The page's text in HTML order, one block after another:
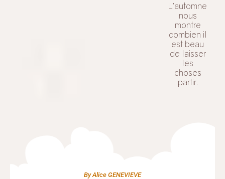
L’automne
nous
montre
combien il
est beau
de laisser
les
choses
partir.
By Alice GENEVIEVE